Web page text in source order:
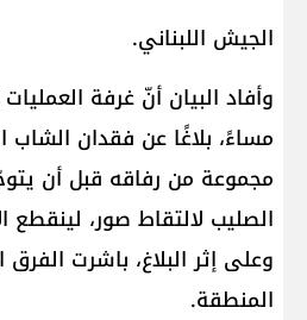
الجيش اللبناني.
وأفاد البيان أنّ غرفة
مساءً، بلاغًا عن فقدان الشاب
مجموعة من رفاقه قبل أن
الصليب لالتقاط صور، لينقطع
وعلى إثر البلاغ، باشرت
المنطقة.